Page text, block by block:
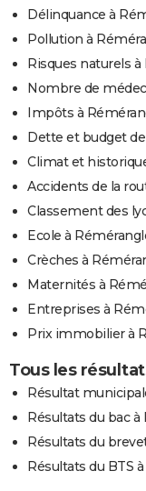
Délinquance à
Pollution à
Risques naturels
Nombre de
Impôts à
Dette et budget
Climat et
Accidents de la
Classement des
Ecole à
Crèches à
Maternités à
Entreprises à
Prix immobilier à
Tous les
Résultat
Résultats du bac à
Résultats du
Résultats du BTS